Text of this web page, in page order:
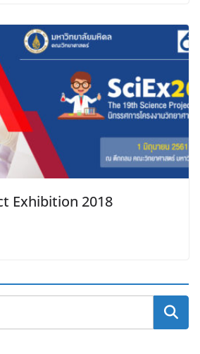
Exhibition 2018